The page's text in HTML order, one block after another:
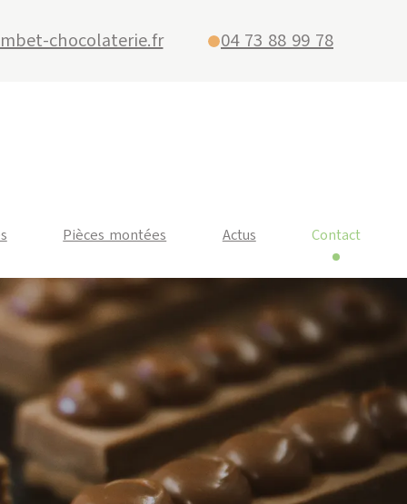
chocolaterie.fr 04 73 88 99 78
Pièces montées Actus Contact